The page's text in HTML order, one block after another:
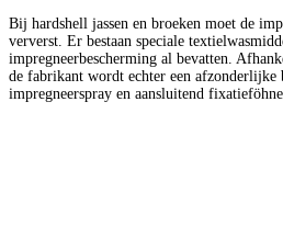
Bij hardshell jassen en broeken moet de
ververst. Er bestaan speciale
impregneerbescherming al bevatten.
de fabrikant wordt echter een afzonderlijke
impregneerspray en aansluitend